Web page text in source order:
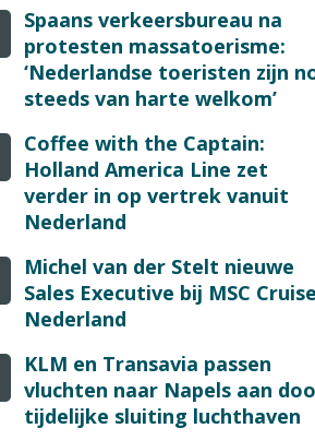
Spaans verkeersbureau na
protesten massatoerisme:
‘Nederlandse toeristen zijn
steeds van harte welkom’
Coffee with the Captain:
Holland America Line zet
verder in op vertrek vanuit
Nederland
Michel van der Stelt nieuwe
Sales Executive bij MSC
Nederland
KLM en Transavia passen
vluchten naar Napels aan
tijdelijke sluiting luchthaven